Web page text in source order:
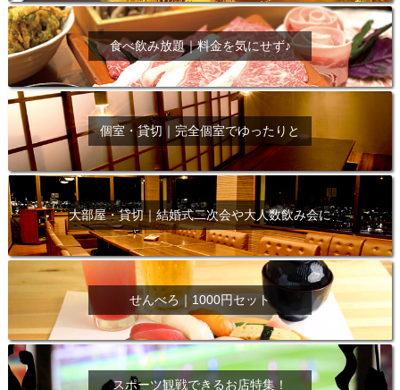
食べ飲み放題｜料金を気にせず♪
個室・貸切｜完全個室でゆったりと
大部屋・貸切｜結婚式二次会や大人数飲み会に
せんべろ｜1000円セット
スポーツ観戦できるお店特集！